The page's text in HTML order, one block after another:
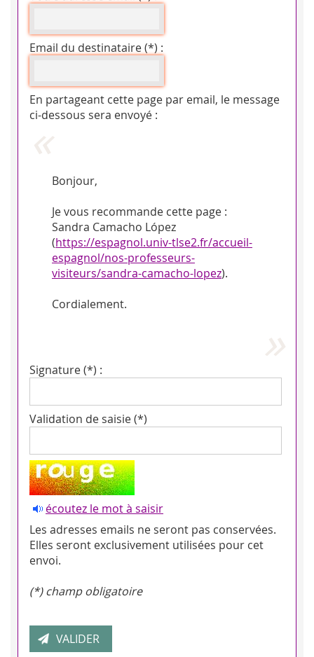
Email du destinataire (*) :
En partageant cette page par email, le message
ci-dessous sera envoyé :
Bonjour,
Je vous recommande cette page :
Sandra Camacho López
(https://espagnol.univ-tlse2.fr/accueil-
espagnol/nos-professeurs-
visiteurs/sandra-camacho-lopez).
Cordialement.
Signature (*) :
Validation de saisie (*)
écoutez le mot à saisir
Les adresses emails ne seront pas conservées.
Elles seront exclusivement utilisées pour cet
envoi.
(*) champ obligatoire